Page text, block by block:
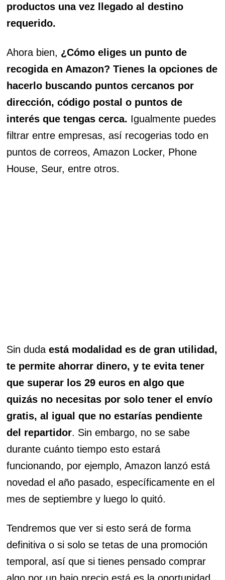
productos una vez llegado al destino
requerido.
Ahora bien, ¿Cómo eliges un punto de
recogida en Amazon? Tienes la opciones de
hacerlo buscando puntos cercanos por
dirección, código postal o puntos de
interés que tengas cerca. Igualmente puedes
filtrar entre empresas, así recogerias todo en
puntos de correos, Amazon Locker, Phone
House, Seur, entre otros.
Sin dudaestá modalidad es de gran utilidad,
te permite ahorrar dinero, y te evita tener
que superar los 29 euros en algo que
quizás no necesitas por solo tener el envío
gratis, al igual que no estarías pendiente
del repartidor. Sin embargo, no se sabe
durante cuánto tiempo esto estará
funcionando, por ejemplo, Amazon lanzó está
novedad el año pasado, específicamente en el
mes de septiembre y luego lo quitó.
Tendremos que ver si esto será de forma
definitiva o si solo se tetas de una promoción
temporal, así que si tienes pensado comprar